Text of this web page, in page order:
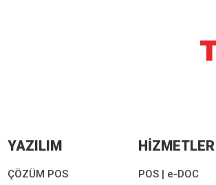
YAZILIM
ÇÖZÜM POS
HİZMETLER
POS | e-DOC